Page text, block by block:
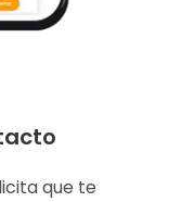
que te